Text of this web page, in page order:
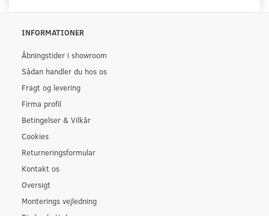
INFORMATIONER
Åbningstider i showroom
Sådan handler du hos os
Fragt og levering
Firma profil
Betingelser & Vilkår
Cookies
Returneringsformular
Kontakt os
Oversigt
Monterings vejledning